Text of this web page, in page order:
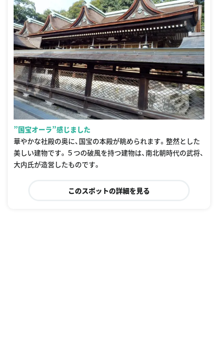
”国宝オーラ”感じました
華やかな社殿の奥に、国宝の本殿が眺められます。整然とした
美しい建物です。５つの破風を持つ建物は、南北朝時代の武将、
大内氏が造営したものです。
このスポットの詳細を見る